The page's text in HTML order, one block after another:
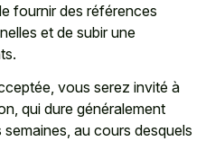
fournir des références
et de subir une
vous serez invité à
qui dure généralement
au cours desquels